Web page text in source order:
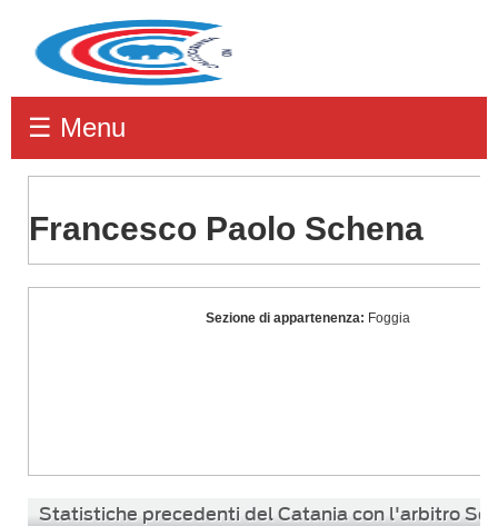
☰ Menu
Francesco Paolo Schena
PaoloSezione di appartenenza: Foggia
Statistiche precedenti del Catania con l'arbitro